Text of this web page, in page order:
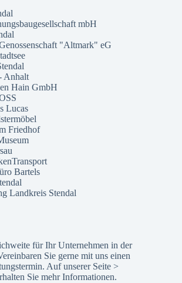
mbH
"Altmark" eG
Anhalt
Hain GmbH
Lucas
Friedhof
Bartels
Landkreis Stendal
für Ihr Unternehmen in der
Sie gerne mit uns einen
Auf unserer Seite >
Sie mehr Informationen.